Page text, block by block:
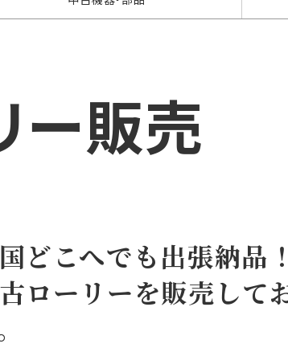
ー販売
どこへでも出張納品！
ローリーを販売して